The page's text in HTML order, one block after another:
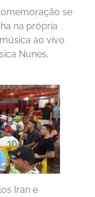
se
na própria
ao vivo
Nunes,
Iran e